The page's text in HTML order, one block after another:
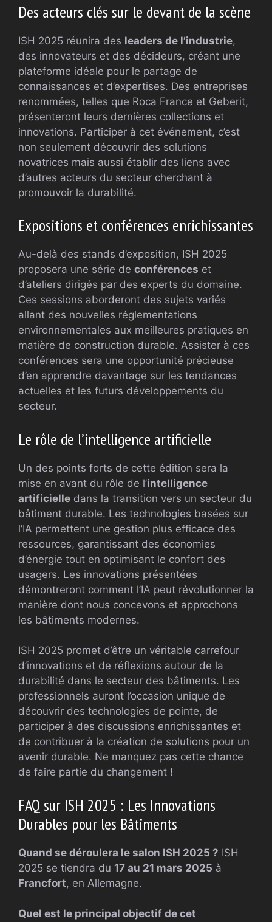
Des acteurs clés sur le devant de la scène
ISH 2025 réunira des leaders de l’industrie,
des innovateurs et des décideurs, créant une
plateforme idéale pour le partage de
connaissances et d’expertises. Des entreprises
renommées, telles que Roca France et Geberit,
présenteront leurs dernières collections et
innovations. Participer à cet événement, c’est
non seulement découvrir des solutions
novatrices mais aussi établir des liens avec
d’autres acteurs du secteur cherchant à
promouvoir la durabilité.
Expositions et conférences enrichissantes
Au-delà des stands d’exposition, ISH 2025
proposera une série de conférences et
d’ateliers dirigés par des experts du domaine.
Ces sessions aborderont des sujets variés
allant des nouvelles réglementations
environnementales aux meilleures pratiques en
matière de construction durable. Assister à ces
conférences sera une opportunité précieuse
d’en apprendre davantage sur les tendances
actuelles et les futurs développements du
secteur.
Le rôle de l’intelligence artificielle
Un des points forts de cette édition sera la
mise en avant du rôle de l’intelligence
artificielle dans la transition vers un secteur du
bâtiment durable. Les technologies basées sur
l’IA permettent une gestion plus efficace des
ressources, garantissant des économies
d’énergie tout en optimisant le confort des
usagers. Les innovations présentées
démontreront comment l’IA peut révolutionner la
manière dont nous concevons et approchons
les bâtiments modernes.
ISH 2025 promet d’être un véritable carrefour
d’innovations et de réflexions autour de la
durabilité dans le secteur des bâtiments. Les
professionnels auront l’occasion unique de
découvrir des technologies de pointe, de
participer à des discussions enrichissantes et
de contribuer à la création de solutions pour un
avenir durable. Ne manquez pas cette chance
de faire partie du changement !
FAQ sur ISH 2025 : Les Innovations
Durables pour les Bâtiments
Quand se déroulera le salon ISH 2025 ? ISH
2025 se tiendra du 17 au 21 mars 2025 à
Francfort, en Allemagne.
Quel est le principal objectif de cet